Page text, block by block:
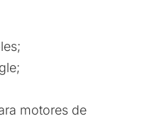
motores de